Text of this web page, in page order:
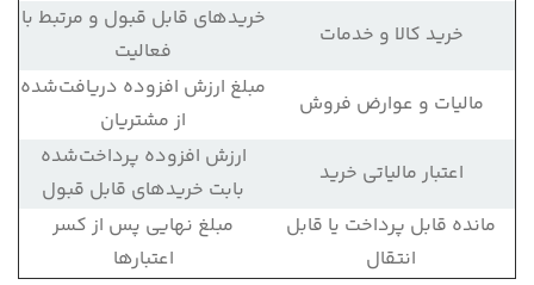
خرید کالا و خدمات
خریدهای قابل قبول و مرتبط با
فعالیت
مالیات و عوارض فروش
مبلغ ارزش افزوده دریافت‌شده
از مشتریان
اعتبار مالیاتی خرید
ارزش افزوده پرداخت‌شده
بابت خریدهای قابل قبول
مانده قابل پرداخت یا قابل
انتقال
مبلغ نهایی پس از کسر
اعتبارها